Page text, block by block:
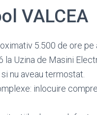
VALCEA
5.500 de ore pe
la Uzina de Masini
nu aveau termostat.
inlocuire